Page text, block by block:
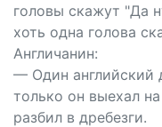
головы скажут "Да
хоть одна голова
Англичанин:
— Один английский
только он выехал
разбил в дребезги.